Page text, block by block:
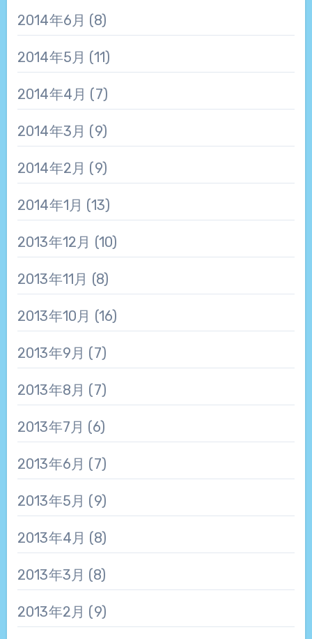
2014年6月 (8)
2014年5月 (11)
2014年4月 (7)
2014年3月 (9)
2014年2月 (9)
2014年1月 (13)
2013年12月 (10)
2013年11月 (8)
2013年10月 (16)
2013年9月 (7)
2013年8月 (7)
2013年7月 (6)
2013年6月 (7)
2013年5月 (9)
2013年4月 (8)
2013年3月 (8)
2013年2月 (9)